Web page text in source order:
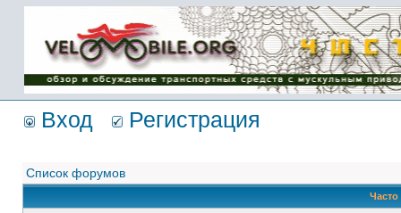
Имя пользователя:
Пароль:
{ LOG_ME_IN_SHORT
}
Вход Регистрация
Список форумов